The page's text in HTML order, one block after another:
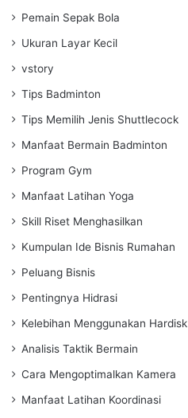
Pemain Sepak Bola
Ukuran Layar Kecil
vstory
Tips Badminton
Tips Memilih Jenis Shuttlecock
Manfaat Bermain Badminton
Program Gym
Manfaat Latihan Yoga
Skill Riset Menghasilkan
Kumpulan Ide Bisnis Rumahan
Peluang Bisnis
Pentingnya Hidrasi
Kelebihan Menggunakan Hardisk
Analisis Taktik Bermain
Cara Mengoptimalkan Kamera
Manfaat Latihan Koordinasi